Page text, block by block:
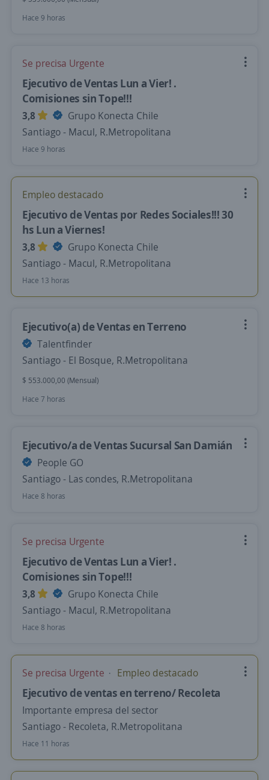
Hace 9 horas
Se precisa Urgente
Ejecutivo de Ventas Lun a Vier! .
Comisiones sin Tope!!!
3,8
Grupo Konecta Chile
Santiago - Macul, R.Metropolitana
Hace 9 horas
Empleo destacado
Ejecutivo de Ventas por Redes Sociales!!! 30
hs Lun a Viernes!
3,8
Grupo Konecta Chile
Santiago - Macul, R.Metropolitana
Hace 13 horas
Ejecutivo(a) de Ventas en Terreno
Talentfinder
Santiago - El Bosque, R.Metropolitana
$ 553.000,00 (Mensual)
Hace 7 horas
Ejecutivo/a de Ventas Sucursal San Damián
People GO
Santiago - Las condes, R.Metropolitana
Hace 8 horas
Se precisa Urgente
Ejecutivo de Ventas Lun a Vier! .
Comisiones sin Tope!!!
3,8
Grupo Konecta Chile
Santiago - Macul, R.Metropolitana
Hace 8 horas
Se precisa Urgente Empleo destacado
Ejecutivo de ventas en terreno/ Recoleta
Importante empresa del sector
Santiago - Recoleta, R.Metropolitana
Hace 11 horas